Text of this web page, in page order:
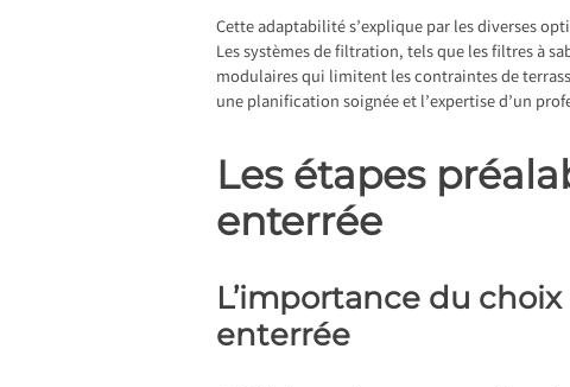
Cette adaptabilité s’explique par les diverses
Les systèmes de filtration, tels que les filtres à
modulaires qui limitent les contraintes de
une planification soignée et l’expertise d’un
Les étapes
enterrée
L’importance du
enterrée